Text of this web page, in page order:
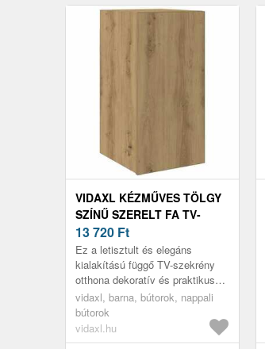
VIDAXL KÉZMŰVES TÖLGY
SZÍNŰ SZERELT FA TV-
SZEKRÉNY 30, 5 X 30 X 60
CM
13 720 Ft
Ez a letisztult és elegáns
kialakítású függő TV-szekrény
otthona dekoratív és praktikus
kiegészítője lesz.
vidaxl, barna, bútorok, nappali
bútorok
vidaxl.hu